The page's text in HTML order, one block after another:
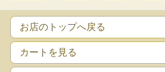
お店のトップへ戻る
カートを見る